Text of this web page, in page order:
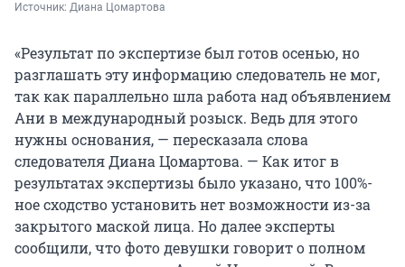
Источник: Диана Цомартова
«Результат по экспертизе был готов осенью, но
разглашать эту информацию следователь не мог,
так как параллельно шла работа над объявлением
Ани в международный розыск. Ведь для этого
нужны основания, — пересказала слова
следователя Диана Цомартова. — Как итог в
результатах экспертизы было указано, что 100%-
ное сходство установить нет возможности из-за
закрытого маской лица. Но далее эксперты
сообщили, что фото девушки говорит о полном